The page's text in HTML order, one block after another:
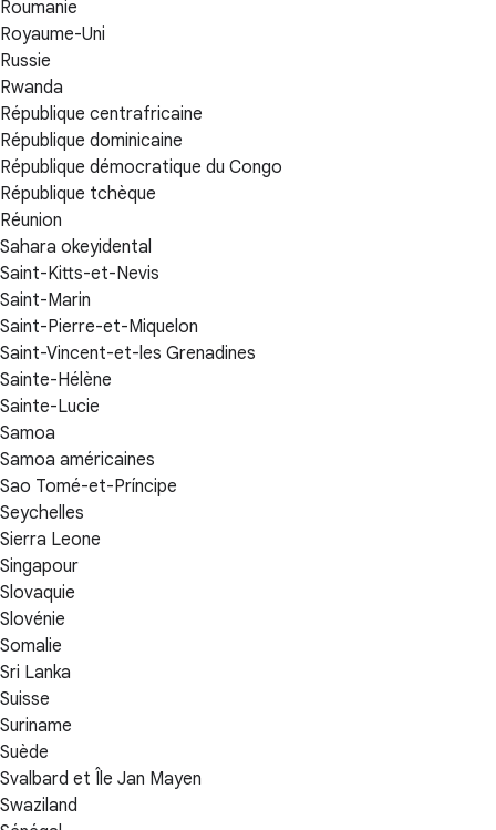
Roumanie
Royaume-Uni
Russie
Rwanda
République centrafricaine
République dominicaine
République démocratique du Congo
République tchèque
Réunion
Sahara okeyidental
Saint-Kitts-et-Nevis
Saint-Marin
Saint-Pierre-et-Miquelon
Saint-Vincent-et-les Grenadines
Sainte-Hélène
Sainte-Lucie
Samoa
Samoa américaines
Sao Tomé-et-Príncipe
Seychelles
Sierra Leone
Singapour
Slovaquie
Slovénie
Somalie
Sri Lanka
Suisse
Suriname
Suède
Svalbard et Île Jan Mayen
Swaziland